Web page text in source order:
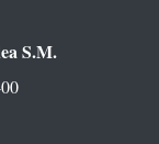
S.M.